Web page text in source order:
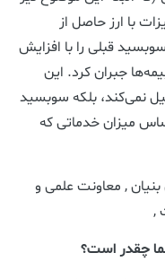
با ارز حاصل از
قبلی را با افزایش
جبران کرد. این
نمی‌کند، بلکه سوبسید
میزان خدماتی که
چقدر است؟